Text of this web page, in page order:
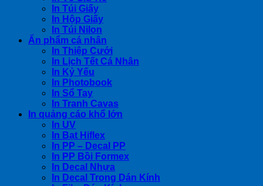
In Túi Giấy
In Hộp Giấy
In Túi Nilon
Ấn phẩm cá nhân
In Thiệp Cưới
In Lịch Tết Cá Nhân
In Kỷ Yếu
In Photobook
In Sổ Tay
In Tranh Cavas
In quảng cáo khổ lớn
In UV
In Bạt Hiflex
In PP – Decal PP
In PP Bồi Formex
In Decal Nhựa
In Decal Trong Dán Kính